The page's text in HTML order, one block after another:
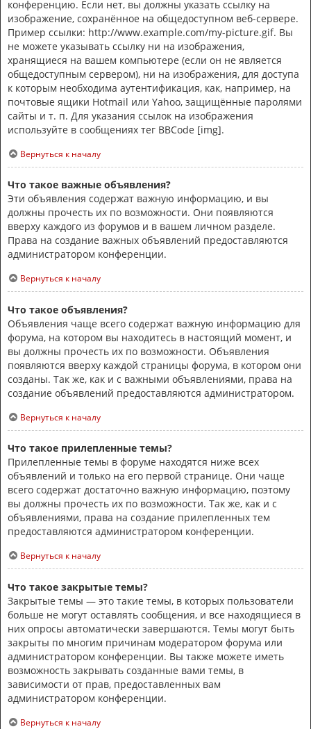
конференцию. Если нет, вы должны указать ссылку на
изображение, сохранённое на общедоступном веб-сервере.
Пример ссылки: http://www.example.com/my-picture.gif. Вы
не можете указывать ссылку ни на изображения,
хранящиеся на вашем компьютере (если он не является
общедоступным сервером), ни на изображения, для доступа
к которым необходима аутентификация, как, например, на
почтовые ящики Hotmail или Yahoo, защищённые паролями
сайты и т. п. Для указания ссылок на изображения
используйте в сообщениях тег BBCode [img].
Вернуться к началу
Что такое важные объявления?
Эти объявления содержат важную информацию, и вы
должны прочесть их по возможности. Они появляются
вверху каждого из форумов и в вашем личном разделе.
Права на создание важных объявлений предоставляются
администратором конференции.
Вернуться к началу
Что такое объявления?
Объявления чаще всего содержат важную информацию для
форума, на котором вы находитесь в настоящий момент, и
вы должны прочесть их по возможности. Объявления
появляются вверху каждой страницы форума, в котором они
созданы. Так же, как и с важными объявлениями, права на
создание объявлений предоставляются администратором.
Вернуться к началу
Что такое прилепленные темы?
Прилепленные темы в форуме находятся ниже всех
объявлений и только на его первой странице. Они чаще
всего содержат достаточно важную информацию, поэтому
вы должны прочесть их по возможности. Так же, как и с
объявлениями, права на создание прилепленных тем
предоставляются администратором конференции.
Вернуться к началу
Что такое закрытые темы?
Закрытые темы — это такие темы, в которых пользователи
больше не могут оставлять сообщения, и все находящиеся в
них опросы автоматически завершаются. Темы могут быть
закрыты по многим причинам модератором форума или
администратором конференции. Вы также можете иметь
возможность закрывать созданные вами темы, в
зависимости от прав, предоставленных вам
администратором конференции.
Вернуться к началу